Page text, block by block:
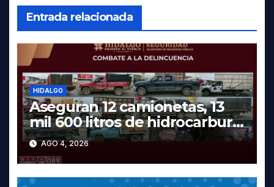
Entrada relacionada
HIDALGO
Aseguran 12 camionetas, 13
mil 600 litros de hidrocarburo
y dos vehículos robados en
Tula
AGO 4, 2026